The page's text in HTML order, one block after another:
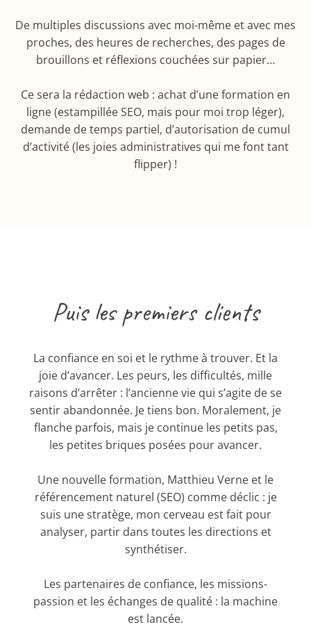
De multiples discussions avec moi-même et avec mes
proches, des heures de recherches, des pages de
brouillons et réflexions couchées sur papier…
Ce sera la rédaction web : achat d’une formation en
ligne (estampillée SEO, mais pour moi trop léger),
demande de temps partiel, d’autorisation de cumul
d’activité (les joies administratives qui me font tant
flipper) !
Puis les premiers clients
La confiance en soi et le rythme à trouver. Et la
joie d’avancer. Les peurs, les difficultés, mille
raisons d’arrêter : l’ancienne vie qui s’agite de se
sentir abandonnée. Je tiens bon. Moralement, je
flanche parfois, mais je continue les petits pas,
les petites briques posées pour avancer.
Une nouvelle formation, Matthieu Verne et le
référencement naturel (SEO) comme déclic : je
suis une stratège, mon cerveau est fait pour
analyser, partir dans toutes les directions et
synthétiser.
Les partenaires de confiance, les missions-
passion et les échanges de qualité : la machine
est lancée.